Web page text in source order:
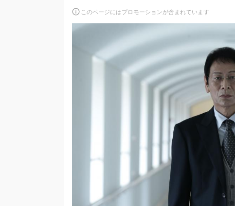
このページにはプロモーションが含まれています